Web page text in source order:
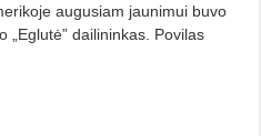
augusiam jaunimui buvo
„Eglutė” dailininkas. Povilas